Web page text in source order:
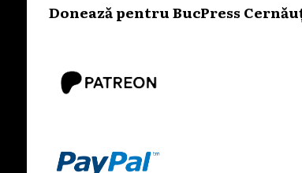
Donează pentru BucPress